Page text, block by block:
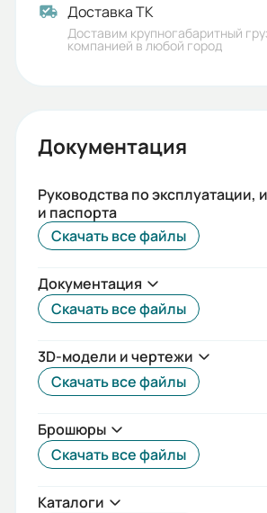
Доставка ТК
Доставим крупногабаритный
компанией в любой город
Документация
Руководства по эксплуатации,
и паспорта
Скачать все файлы
Документация
Скачать все файлы
3D-модели и чертежи
Скачать все файлы
Брошюры
Скачать все файлы
Каталоги